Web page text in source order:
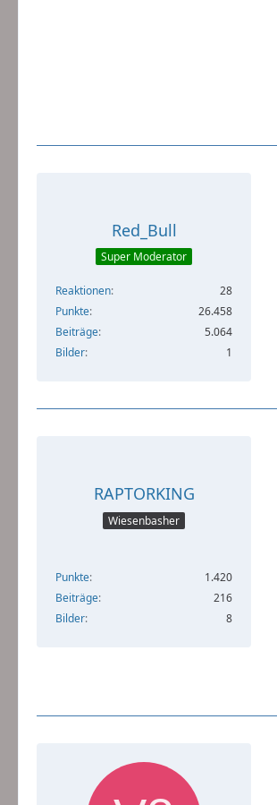
Red_Bull
Super Moderator
Reaktionen
28
Punkte
26.458
Beiträge
5.064
Bilder
1
RAPTORKING
Wiesenbasher
Punkte
1.420
Beiträge
216
Bilder
8